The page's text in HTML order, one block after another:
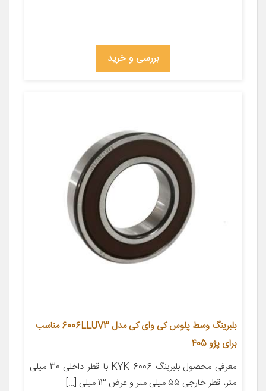
بررسی و خرید
بلبرینگ وسط پلوس کی وای کی مدل 6006LLUV3 مناسب
برای پژو 405
معرفی محصول بلبرینگ 6006 KYK با قطر داخلی 30 میلی
متر، قطر خارجی 55 میلی متر و عرض 13 میلی […]